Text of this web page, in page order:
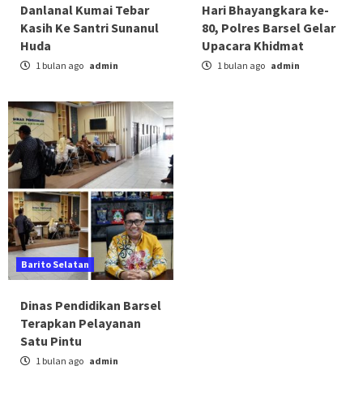
Danlanal Kumai Tebar
Kasih Ke Santri Sunanul
Huda
1 bulan ago admin
Hari Bhayangkara ke-
80, Polres Barsel Gelar
Upacara Khidmat
1 bulan ago admin
Barito Selatan
Dinas Pendidikan Barsel
Terapkan Pelayanan
Satu Pintu
1 bulan ago admin